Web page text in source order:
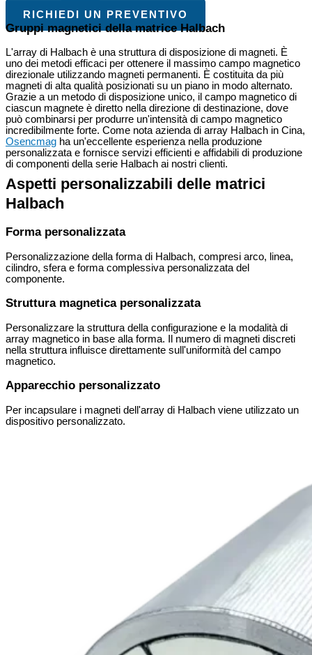
RICHIEDI UN PREVENTIVO
Gruppi magnetici della matrice Halbach
L'array di Halbach è una struttura di disposizione di magneti. È
uno dei metodi efficaci per ottenere il massimo campo magnetico
direzionale utilizzando magneti permanenti. È costituita da più
magneti di alta qualità posizionati su un piano in modo alternato.
Grazie a un metodo di disposizione unico, il campo magnetico di
ciascun magnete è diretto nella direzione di destinazione, dove
può combinarsi per produrre un'intensità di campo magnetico
incredibilmente forte. Come nota azienda di array Halbach in Cina,
Osencmag ha un'eccellente esperienza nella produzione
personalizzata e fornisce servizi efficienti e affidabili di produzione
di componenti della serie Halbach ai nostri clienti.
Aspetti personalizzabili delle matrici
Halbach
Forma personalizzata
Personalizzazione della forma di Halbach, compresi arco, linea,
cilindro, sfera e forma complessiva personalizzata del
componente.
Struttura magnetica personalizzata
Personalizzare la struttura della configurazione e la modalità di
array magnetico in base alla forma. Il numero di magneti discreti
nella struttura influisce direttamente sull'uniformità del campo
magnetico.
Apparecchio personalizzato
Per incapsulare i magneti dell'array di Halbach viene utilizzato un
dispositivo personalizzato.